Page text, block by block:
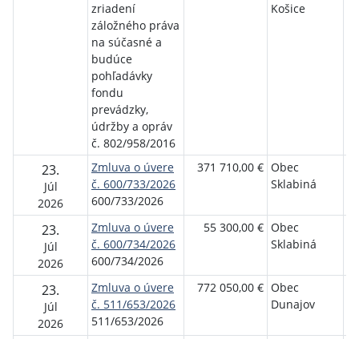
zriadení
záložného práva
na súčasné a
budúce
pohľadávky
fondu
prevádzky,
údržby a opráv
č. 802/958/2016
Košice
23.
Júl
2026
Zmluva o úvere
č. 600/733/2026
600/733/2026
371 710,00 € Obec
Sklabiná
23.
Júl
2026
Zmluva o úvere
č. 600/734/2026
600/734/2026
55 300,00 € Obec
Sklabiná
23.
Júl
2026
Zmluva o úvere
č. 511/653/2026
511/653/2026
772 050,00 € Obec
Dunajov